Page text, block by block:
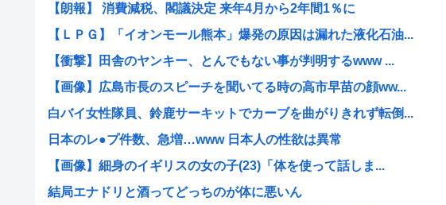
【朗報】 消費減税、閣議決定 来年4月から2年間1％に
【ＬＰＧ】「イオンモール熊本」爆発の原因は漏れた液化石油...
【衝撃】田舎のヤンキー、とんでもない事が判明するwww ...
【画像】広島市長のスピーチを聞いてる時の高市早苗の顔ww...
白バイ女性隊員、鈴鹿サーキットでカーブを曲がりきれず転倒...
日本のレ●プ件数、急増…www 日本人の性欲は異常
【画像】細身のイギリスの女の子(23)「体を使って話しま...
結局エナドリと酒ってどっちのが体に悪いん